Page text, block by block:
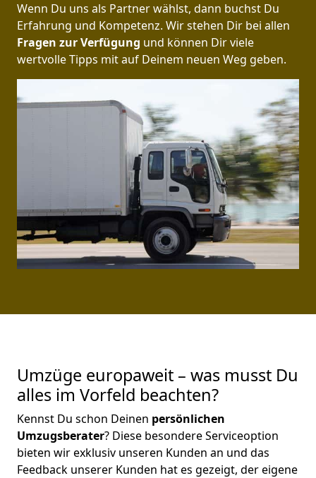
Wenn Du uns als Partner wählst, dann buchst Du
Erfahrung und Kompetenz. Wir stehen Dir bei allen
Fragen zur Verfügung und können Dir viele
wertvolle Tipps mit auf Deinem neuen Weg geben.
Umzüge europaweit – was musst Du
alles im Vorfeld beachten?
Kennst Du schon Deinen persönlichen
Umzugsberater? Diese besondere Serviceoption
bieten wir exklusiv unseren Kunden an und das
Feedback unserer Kunden hat es gezeigt, der eigene